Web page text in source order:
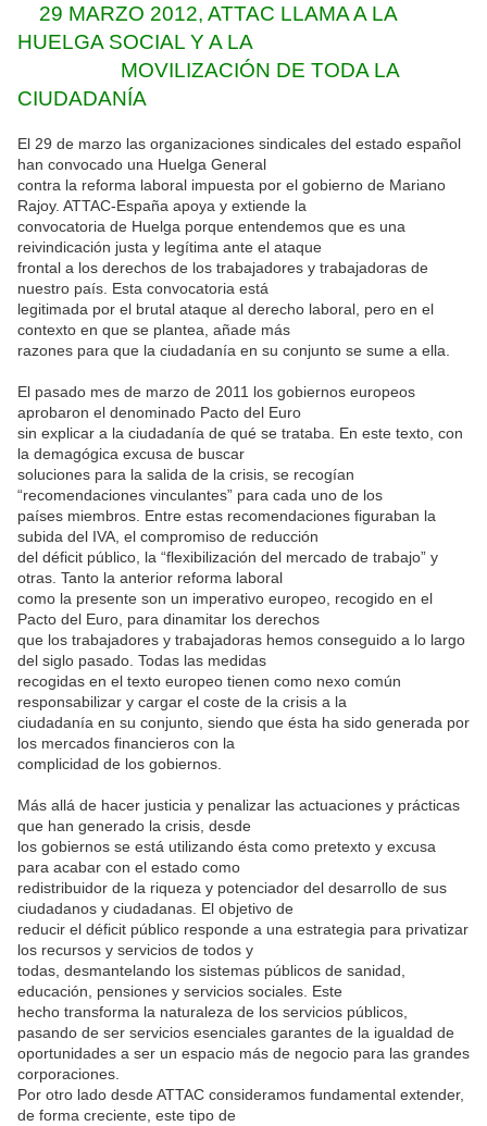
29 MARZO 2012, ATTAC LLAMA A LA
HUELGA SOCIAL Y A LA
MOVILIZACIÓN DE TODA LA
CIUDADANÍA
El 29 de marzo las organizaciones sindicales del estado español
han convocado una Huelga General
contra la reforma laboral impuesta por el gobierno de Mariano
Rajoy. ATTAC-España apoya y extiende la
convocatoria de Huelga porque entendemos que es una
reivindicación justa y legítima ante el ataque
frontal a los derechos de los trabajadores y trabajadoras de
nuestro país. Esta convocatoria está
legitimada por el brutal ataque al derecho laboral, pero en el
contexto en que se plantea, añade más
razones para que la ciudadanía en su conjunto se sume a ella.
El pasado mes de marzo de 2011 los gobiernos europeos
aprobaron el denominado Pacto del Euro
sin explicar a la ciudadanía de qué se trataba. En este texto, con
la demagógica excusa de buscar
soluciones para la salida de la crisis, se recogían
“recomendaciones vinculantes” para cada uno de los
países miembros. Entre estas recomendaciones figuraban la
subida del IVA, el compromiso de reducción
del déficit público, la “flexibilización del mercado de trabajo” y
otras. Tanto la anterior reforma laboral
como la presente son un imperativo europeo, recogido en el
Pacto del Euro, para dinamitar los derechos
que los trabajadores y trabajadoras hemos conseguido a lo largo
del siglo pasado. Todas las medidas
recogidas en el texto europeo tienen como nexo común
responsabilizar y cargar el coste de la crisis a la
ciudadanía en su conjunto, siendo que ésta ha sido generada por
los mercados financieros con la
complicidad de los gobiernos.
Más allá de hacer justicia y penalizar las actuaciones y prácticas
que han generado la crisis, desde
los gobiernos se está utilizando ésta como pretexto y excusa
para acabar con el estado como
redistribuidor de la riqueza y potenciador del desarrollo de sus
ciudadanos y ciudadanas. El objetivo de
reducir el déficit público responde a una estrategia para privatizar
los recursos y servicios de todos y
todas, desmantelando los sistemas públicos de sanidad,
educación, pensiones y servicios sociales. Este
hecho transforma la naturaleza de los servicios públicos,
pasando de ser servicios esenciales garantes de la igualdad de
oportunidades a ser un espacio más de negocio para las grandes
corporaciones.
Por otro lado desde ATTAC consideramos fundamental extender,
de forma creciente, este tipo de